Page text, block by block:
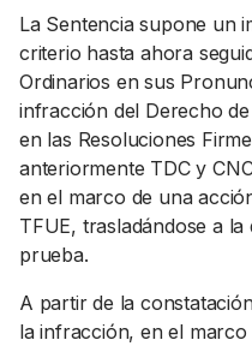
La Sentencia supone un
criterio hasta ahora
Ordinarios en sus
infracción del Derecho
en las Resoluciones
anteriormente TDC y
en el marco de una
TFUE, trasladándose a
prueba.
A partir de la
la infracción, en el